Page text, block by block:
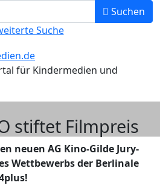
Suchbegriff eingebenSuchen
Suche
für Kindermedien und
stiftet Filmpreis
neuen AG Kino-Gilde Jury-
Wettbewerbs der Berlinale